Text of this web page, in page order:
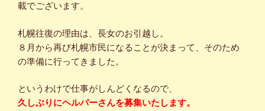
載でございます。
札幌往復の理由は、長女のお引越し。
８月から再び札幌市民になることが決まって、そのため
の準備に行ってきました。
というわけで仕事がしんどくなるので、
久しぶりにヘルパーさんを募集いたします。